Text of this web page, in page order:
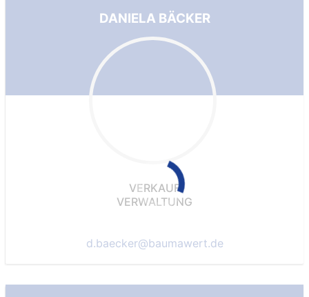
DANIELA BÄCKER
VERKAUF
VERWALTUNG
d.baecker@baumawert.de